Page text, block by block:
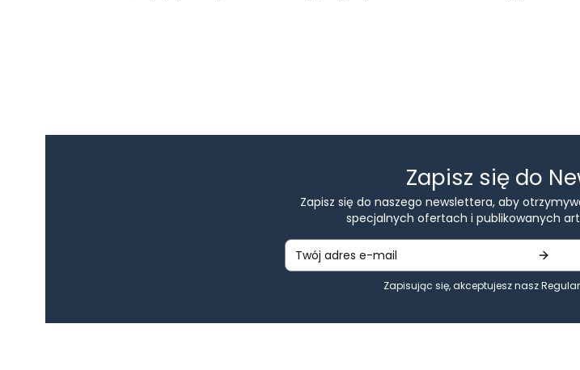
Zapisz się do
Zapisz się do naszego newslettera, aby
specjalnych ofertach i publikowanych
Zapisując się, akceptujesz nasz